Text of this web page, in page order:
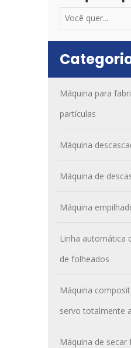
Máquina para
partículas
Máquina
Máquina de
Máquina
Linha automática
de folheados
Máquina
servo totalmente
Máquina de secar